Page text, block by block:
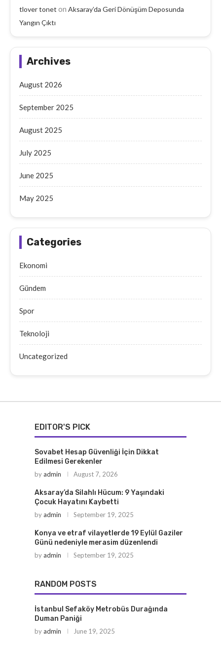
tlover tonet on Aksaray’da Geri Dönüşüm Deposunda
Yangın Çıktı
Archives
August 2026
September 2025
August 2025
July 2025
June 2025
May 2025
Categories
Ekonomi
Gündem
Spor
Teknoloji
Uncategorized
EDITOR'S PICK
Sovabet Hesap Güvenliği İçin Dikkat
Edilmesi Gerekenler
byadmin August 7, 2026
Aksaray’da Silahlı Hücum: 9 Yaşındaki
Çocuk Hayatını Kaybetti
byadmin September 19, 2025
Konya ve etraf vilayetlerde 19 Eylül Gaziler
Günü nedeniyle merasim düzenlendi
byadmin September 19, 2025
RANDOM POSTS
İstanbul Sefaköy Metrobüs Durağında
Duman Paniği
byadmin June 19, 2025